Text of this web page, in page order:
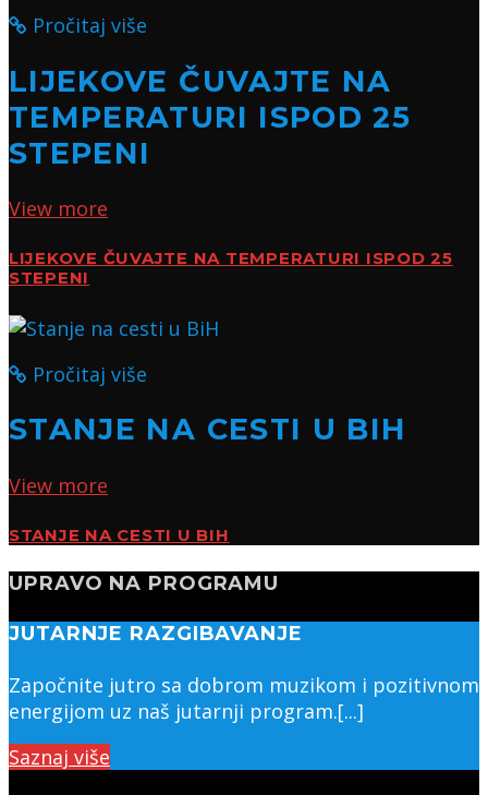
Pročitaj više
LIJEKOVE ČUVAJTE NA
TEMPERATURI ISPOD 25
STEPENI
View more
LIJEKOVE ČUVAJTE NA TEMPERATURI ISPOD 25
STEPENI
Pročitaj više
STANJE NA CESTI U BIH
View more
STANJE NA CESTI U BIH
UPRAVO NA PROGRAMU
JUTARNJE RAZGIBAVANJE
Započnite jutro sa dobrom muzikom i pozitivnom
energijom uz naš jutarnji program.[...]
Saznaj više